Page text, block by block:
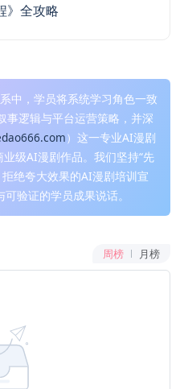
》全攻略
中，学员将系统学习角色一致
事逻辑与平台运营策略，并深
）这一专业AI漫剧
级AI漫剧作品。我们坚持“先
绝夸大效果的AI漫剧培训宣
验证的学员成果说话。
周榜 月榜